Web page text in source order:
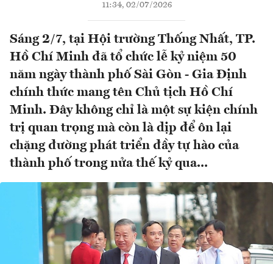
11:34, 02/07/2026
Sáng 2/7, tại Hội trường Thống Nhất, TP.
Hồ Chí Minh đã tổ chức lễ kỷ niệm 50
năm ngày thành phố Sài Gòn - Gia Định
chính thức mang tên Chủ tịch Hồ Chí
Minh. Đây không chỉ là một sự kiện chính
trị quan trọng mà còn là dịp để ôn lại
chặng đường phát triển đầy tự hào của
thành phố trong nửa thế kỷ qua...